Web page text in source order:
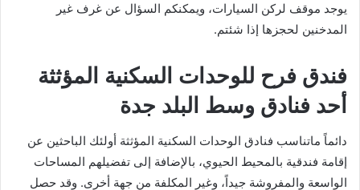
يوجد موقف لركن السيارات، ويمكنكم السؤال عن غرف غير
المدخنين لحجزها إذا شئتم.
فندق فرح للوحدات السكنية المؤثثة
أحد فنادق وسط البلد جدة
دائماً ماتناسب فنادق الوحدات السكنية المؤثثة أولئك الباحثين عن
إقامة فندقية بالمحيط الحيوي، بالإضافة إلى تفضيلهم المساحات
الواسعة والمفروشة جيداً، وغير المكلفة من جهة أخرى. وقد حصل